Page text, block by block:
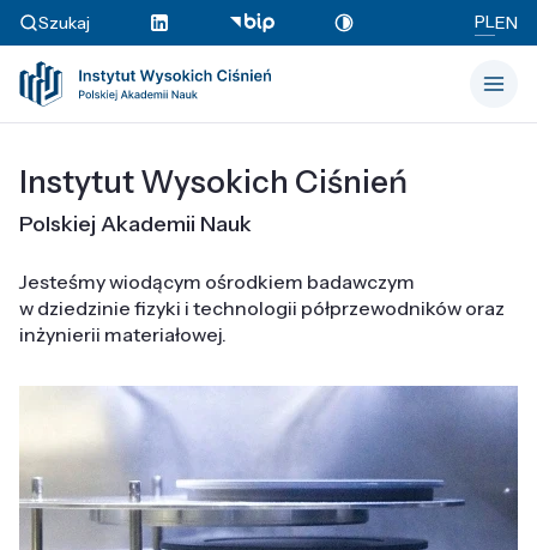
Szukaj PLEN
Instytut Wysokich Ciśnień
Polskiej Akademii Nauk
Jesteśmy wiodącym ośrodkiem badawczym
w dziedzinie fizyki i technologii półprzewodników oraz
inżynierii materiałowej.